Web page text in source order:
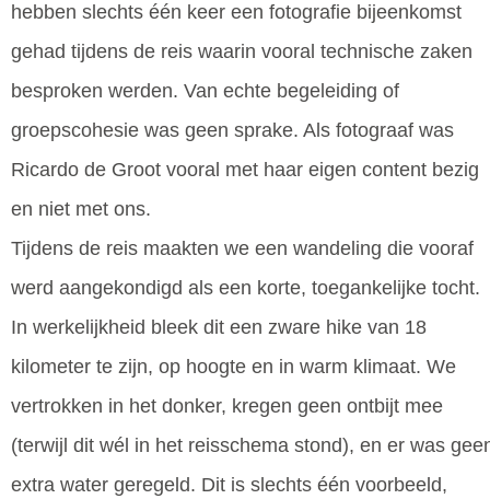
hebben slechts één keer een fotografie bijeenkomst
gehad tijdens de reis waarin vooral technische zaken
besproken werden. Van echte begeleiding of
groepscohesie was geen sprake. Als fotograaf was
Ricardo de Groot vooral met haar eigen content bezig
en niet met ons.
Tijdens de reis maakten we een wandeling die vooraf
werd aangekondigd als een korte, toegankelijke tocht.
In werkelijkheid bleek dit een zware hike van 18
kilometer te zijn, op hoogte en in warm klimaat. We
vertrokken in het donker, kregen geen ontbijt mee
(terwijl dit wél in het reisschema stond), en er was
extra water geregeld. Dit is slechts één voorbeeld,